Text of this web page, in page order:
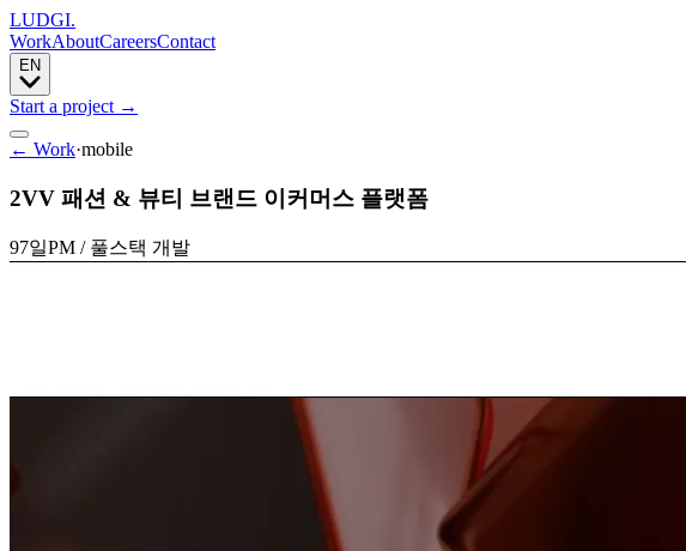
LUDGI.
WorkAboutCareersContact
EN
Start a project →
← Work·mobile
2VV 패션 & 뷰티 브랜드 이커머스 플랫폼
97일PM / 풀스택 개발